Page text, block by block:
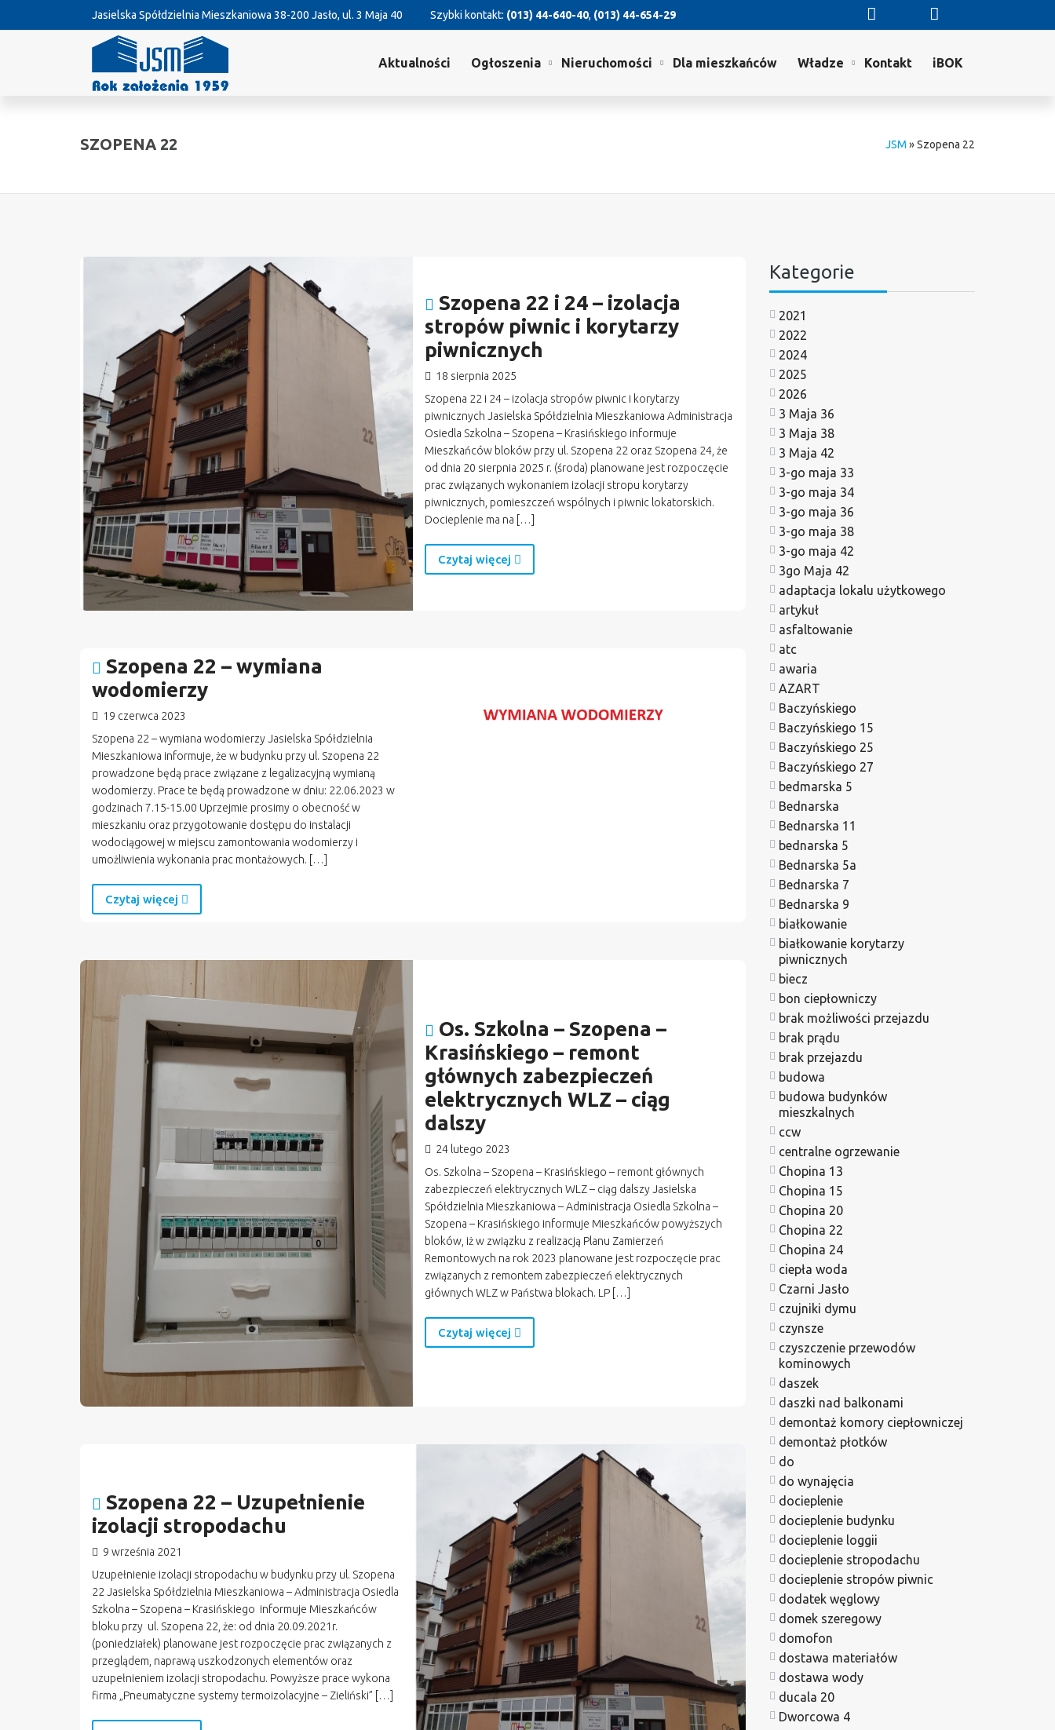
Jasielska Spółdzielnia Mieszkaniowa 38-200 Jasło, ul. 3 Maja 40 Szybki kontakt: (013) 44-640-40, (013) 44-654-29
Aktualności Ogłoszenia Nieruchomości Dla mieszkańców Władze Kontakt iBOK
SZOPENA 22 JSM »Szopena 22
Szopena 22 i 24 – izolacja
stropów piwnic i korytarzy
piwnicznych
18 sierpnia 2025
Szopena 22 i 24 – izolacja stropów piwnic i korytarzy
piwnicznych Jasielska Spółdzielnia Mieszkaniowa Administracja
Osiedla Szkolna – Szopena – Krasińskiego informuje
Mieszkańców bloków przy ul. Szopena 22 oraz Szopena 24, że
od dnia 20 sierpnia 2025 r. (środa) planowane jest rozpoczęcie
prac związanych wykonaniem izolacji stropu korytarzy
piwnicznych, pomieszczeń wspólnych i piwnic lokatorskich.
Docieplenie ma na […]
Czytaj więcej
Szopena 22 – wymiana
wodomierzy
19 czerwca 2023
Szopena 22 – wymiana wodomierzy Jasielska Spółdzielnia
Mieszkaniowa informuje, że w budynku przy ul. Szopena 22
prowadzone będą prace związane z legalizacyjną wymianą
wodomierzy. Prace te będą prowadzone w dniu: 22.06.2023 w
godzinach 7.15-15.00 Uprzejmie prosimy o obecność w
mieszkaniu oraz przygotowanie dostępu do instalacji
wodociągowej w miejscu zamontowania wodomierzy i
umożliwienia wykonania prac montażowych. […]
Czytaj więcej
Os. Szkolna – Szopena –
Krasińskiego – remont
głównych zabezpieczeń
elektrycznych WLZ – ciąg
dalszy
24 lutego 2023
Os. Szkolna – Szopena – Krasińskiego – remont głównych
zabezpieczeń elektrycznych WLZ – ciąg dalszy Jasielska
Spółdzielnia Mieszkaniowa – Administracja Osiedla Szkolna –
Szopena – Krasińskiego informuje Mieszkańców powyższych
bloków, iż w związku z realizacją Planu Zamierzeń
Remontowych na rok 2023 planowane jest rozpoczęcie prac
związanych z remontem zabezpieczeń elektrycznych
głównych WLZ w Państwa blokach. LP […]
Czytaj więcej
Szopena 22 – Uzupełnienie
izolacji stropodachu
9 września 2021
Uzupełnienie izolacji stropodachu w budynku przy ul. Szopena
22 Jasielska Spółdzielnia Mieszkaniowa – Administracja Osiedla
Szkolna – Szopena – Krasińskiego informuje Mieszkańców
bloku przy ul. Szopena 22, że: od dnia 20.09.2021r.
(poniedziałek) planowane jest rozpoczęcie prac związanych z
przeglądem, naprawą uszkodzonych elementów oraz
uzupełnieniem izolacji stropodachu. Powyższe prace wykona
firma „Pneumatyczne systemy termoizolacyjne – Zieliński” […]
Kategorie
2021
2022
2024
2025
2026
3 Maja 36
3 Maja 38
3 Maja 42
3-go maja 33
3-go maja 34
3-go maja 36
3-go maja 38
3-go maja 42
3go Maja 42
adaptacja lokalu użytkowego
artykuł
asfaltowanie
atc
awaria
AZART
Baczyńskiego
Baczyńskiego 15
Baczyńskiego 25
Baczyńskiego 27
bedmarska 5
Bednarska
Bednarska 11
bednarska 5
Bednarska 5a
Bednarska 7
Bednarska 9
białkowanie
białkowanie korytarzy
piwnicznych
biecz
bon ciepłowniczy
brak możliwości przejazdu
brak prądu
brak przejazdu
budowa
budowa budynków
mieszkalnych
ccw
centralne ogrzewanie
Chopina 13
Chopina 15
Chopina 20
Chopina 22
Chopina 24
ciepła woda
Czarni Jasło
czujniki dymu
czynsze
czyszczenie przewodów
kominowych
daszek
daszki nad balkonami
demontaż komory ciepłowniczej
demontaż płotków
do
do wynajęcia
docieplenie
docieplenie budynku
docieplenie loggii
docieplenie stropodachu
docieplenie stropów piwnic
dodatek węglowy
domek szeregowy
domofon
dostawa materiałów
dostawa wody
ducala 20
Dworcowa 4